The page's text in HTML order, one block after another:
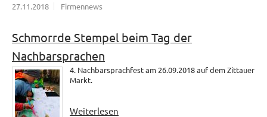
27.11.2018 Firmennews
Schmorrde Stempel beim Tag der
Nachbarsprachen
4. Nachbarsprachfest am 26.09.2018 auf dem Zittauer
Markt.
Weiterlesen